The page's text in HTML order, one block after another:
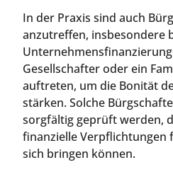
In der Praxis sind auch
anzutreffen, insbesondere
Gesellschafter oder ein
auftreten, um die Bonität
stärken. Solche
sorgfältig geprüft werden,
finanzielle Verpflichtungen
sich bringen können.